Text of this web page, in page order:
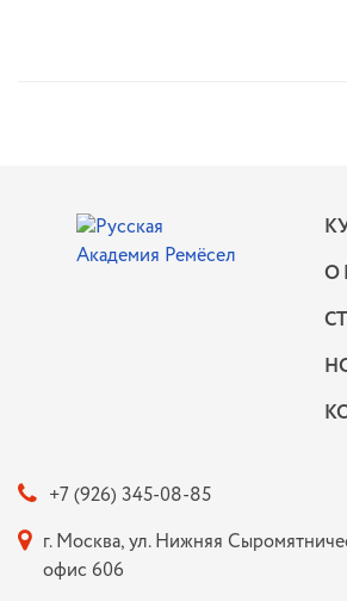
О
+7 (926) 345-08-85
г. Москва, ул. Нижняя
офис 606